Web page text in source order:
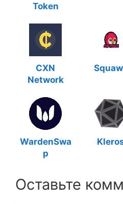
Token
CXN
Network
WardenSwa
p
Оставьте